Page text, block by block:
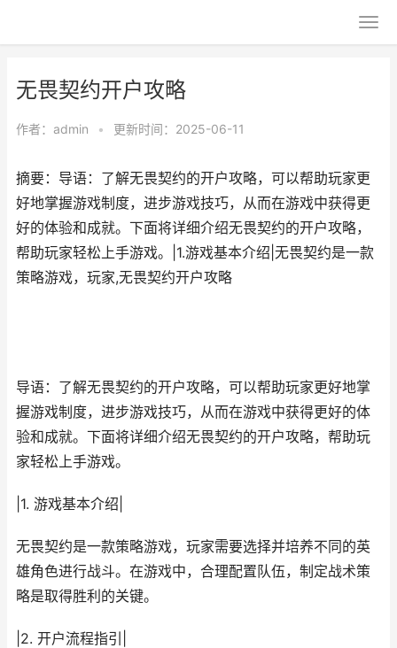
无畏契约开户攻略
作者： admin • 更新时间：2025-06-11
摘要：导语：了解无畏契约的开户攻略，可以帮助玩家更
好地掌握游戏制度，进步游戏技巧，从而在游戏中获得更
好的体验和成就。下面将详细介绍无畏契约的开户攻略，
帮助玩家轻松上手游戏。|1.游戏基本介绍|无畏契约是一款
策略游戏，玩家,无畏契约开户攻略
导语：了解无畏契约的开户攻略，可以帮助玩家更好地掌
握游戏制度，进步游戏技巧，从而在游戏中获得更好的体
验和成就。下面将详细介绍无畏契约的开户攻略，帮助玩
家轻松上手游戏。
|1. 游戏基本介绍|
无畏契约是一款策略游戏，玩家需要选择并培养不同的英
雄角色进行战斗。在游戏中，合理配置队伍，制定战术策
略是取得胜利的关键。
|2. 开户流程指引|